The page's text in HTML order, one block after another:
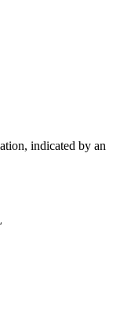
indicated by an